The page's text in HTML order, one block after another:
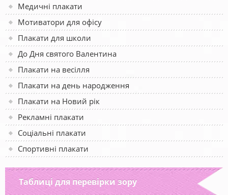
Медичні плакати
Мотиватори для офісу
Плакати для школи
До Дня святого Валентина
Плакати на весілля
Плакати на день народження
Плакати на Новий рік
Рекламні плакати
Соціальні плакати
Спортивні плакати
Таблиці для перевірки зору